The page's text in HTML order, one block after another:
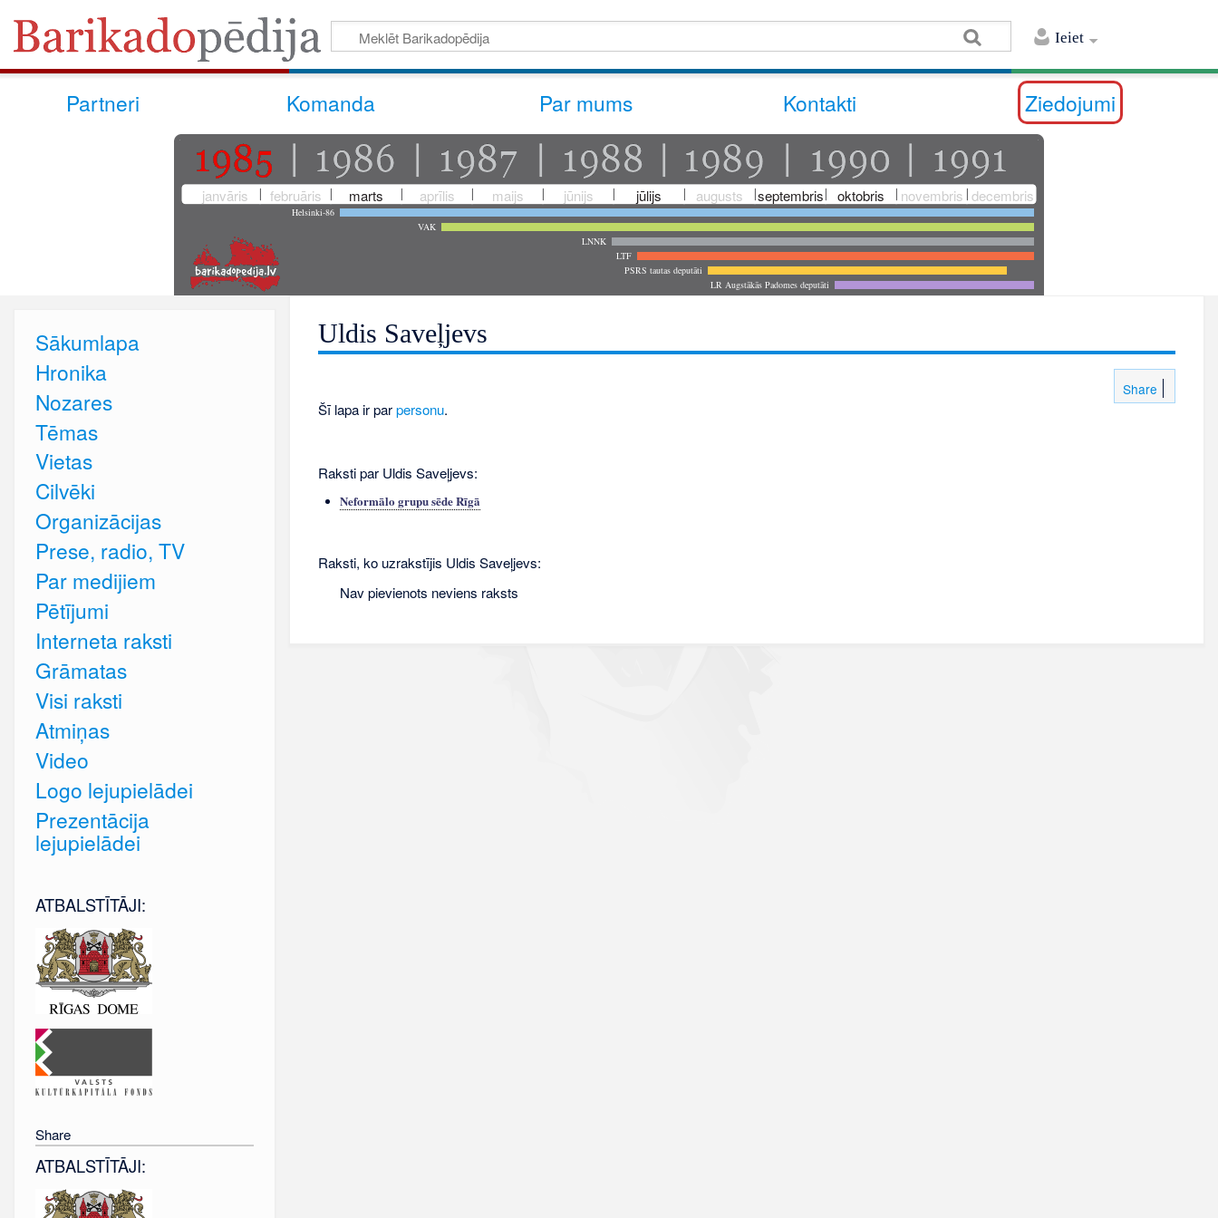
Ieiet
Partneri Komanda Par mums Kontakti Ziedojumi
janvāris februāris marts aprīlis maijs jūnijs jūlijs augusts septembris oktobris novembris decembris
Helsinki-86
VAK
LNNK
LTF
PSRS tautas deputāti
LR Augstākās Padomes deputāti
Uldis Saveļjevs
Share
Šī lapa ir parpersonu.
Raksti par Uldis Saveļjevs:
Neformālo grupu sēde Rīgā
Raksti, ko uzrakstījis Uldis Saveļjevs:
Nav pievienots neviens raksts
Sākumlapa
Hronika
Nozares
Tēmas
Vietas
Cilvēki
Organizācijas
Prese, radio, TV
Par medijiem
Pētījumi
Interneta raksti
Grāmatas
Visi raksti
Atmiņas
Video
Logo lejupielādei
Prezentācija
lejupielādei
ATBALSTĪTĀJI:
Share
ATBALSTĪTĀJI: